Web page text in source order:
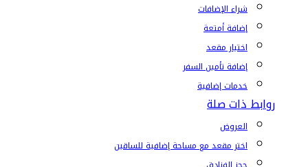
شراء الإضافات
إضافة أمتعة
اختيار مقعد
إضافة تأمين السفر
خدمات إضافية
روابط ذات صلة
العروض
اختر مقعد مع مساحة إضافية للساقين